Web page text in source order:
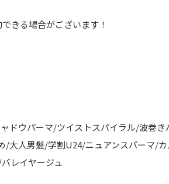
きる場合がございます！
ドウパーマ/ツイストスパイラル/波巻き
大人男髪/学割U24/ニュアンスパーマ/
レイヤージュ